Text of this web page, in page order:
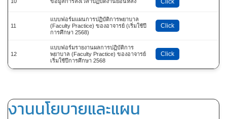
Click
11
แบบฟอร์มแผนการปฏิบัติการพยาบาล
(Faculty Practice) ของอาจารย์ (เริ่มใช้ปี
การศึกษา 2568)
Click
12
แบบฟอร์มรายงานผลการปฏิบัติการ
พยาบาล (Faculty Practice) ของอาจารย์
เริ่มใช้ปีการศึกษา 2568
Click
งานนโยบายและแผน